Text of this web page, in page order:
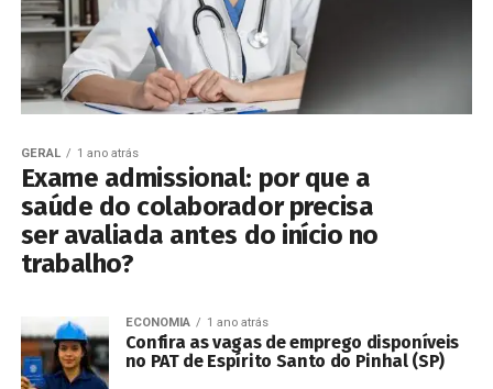
GERAL 1 ano atrás
Exame admissional: por que a
saúde do colaborador precisa
ser avaliada antes do início no
trabalho?
ECONOMIA 1 ano atrás
Confira as vagas de emprego disponíveis
no PAT de Espírito Santo do Pinhal (SP)